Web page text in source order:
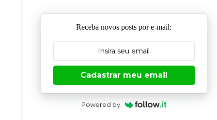
Receba novos posts por e-mail:
Cadastrar meu email
Powered by